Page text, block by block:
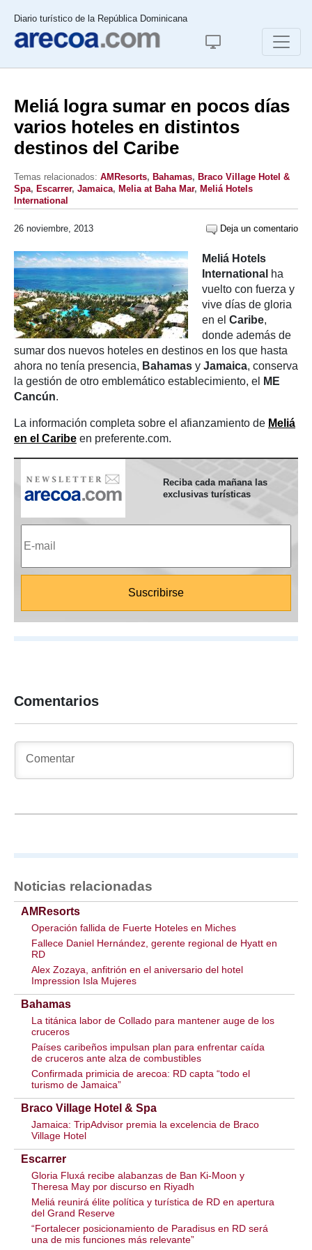
Diario turístico de la República Dominicana
Meliá logra sumar en pocos días
varios hoteles en distintos
destinos del Caribe
Temas relacionados: AMResorts, Bahamas, Braco Village Hotel &
Spa, Escarrer, Jamaica, Melia at Baha Mar, Meliá Hotels
International
26 noviembre, 2013 Deja un comentario
Meliá Hotels
International ha
vuelto con fuerza y
vive días de gloria
en el Caribe,
donde además de
sumar dos nuevos hoteles en destinos en los que hasta
ahora no tenía presencia, Bahamas y Jamaica, conserva
la gestión de otro emblemático establecimiento, el
ME
Cancún.
La información completa sobre el afianzamiento de Meliá
en el Caribe en preferente.com.
Reciba cada mañana las
exclusivas turísticas
Comentarios
Noticias relacionadas
AMResorts
Operación fallida de Fuerte Hoteles en Miches
Fallece Daniel Hernández, gerente regional de Hyatt en
RD
Alex Zozaya, anfitrión en el aniversario del hotel
Impression Isla Mujeres
Bahamas
La titánica labor de Collado para mantener auge de los
cruceros
Países caribeños impulsan plan para enfrentar caída
de cruceros ante alza de combustibles
Confirmada primicia de arecoa: RD capta “todo el
turismo de Jamaica”
Braco Village Hotel & Spa
Jamaica: TripAdvisor premia la excelencia de Braco
Village Hotel
Escarrer
Gloria Fluxá recibe alabanzas de Ban Ki-Moon y
Theresa May por discurso en Riyadh
Meliá reunirá élite política y turística de RD en apertura
del Grand Reserve
“Fortalecer posicionamiento de Paradisus en RD será
una de mis funciones más relevante”